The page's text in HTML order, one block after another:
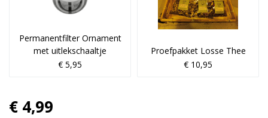
Permanentfilter Ornament
met uitlekschaaltje
€ 5,95
Proefpakket Losse Thee
€ 10,95
€ 4,99